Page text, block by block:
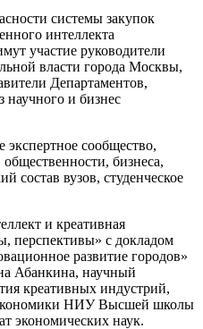
системы закупок
интеллекта
участие руководители
власти города Москвы,
Департаментов,
научного и бизнес
сообщество,
бизнеса,
состав вузов, студенческое
и креативная
перспективы» с докладом
развитие городов»
Абанкина, научный
креативных индустрий,
НИУ Высшей школы
экономических наук.